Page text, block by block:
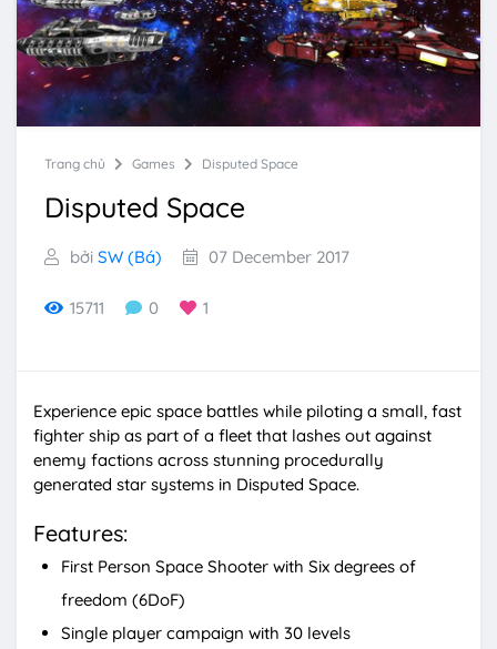
Trang chủ Games Disputed Space
Disputed Space
bởi SW (Bá) 07 December 2017
15711 0 1
Experience epic space battles while piloting a small, fast
fighter ship as part of a fleet that lashes out against
enemy factions across stunning procedurally
generated star systems in Disputed Space.
Features:
First Person Space Shooter with Six degrees of
freedom (6DoF)
Single player campaign with 30 levels